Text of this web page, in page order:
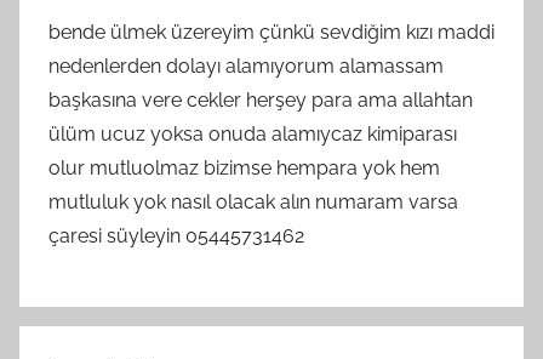
bende ülmek üzereyim çünkü sevdiğim kızı maddi
nedenlerden dolayı alamıyorum alamassam
başkasına vere cekler herşey para ama allahtan
ülüm ucuz yoksa onuda alamıycaz kimiparası
olur mutluolmaz bizimse hempara yok hem
mutluluk yok nasıl olacak alın numaram varsa
çaresi süyleyin 05445731462